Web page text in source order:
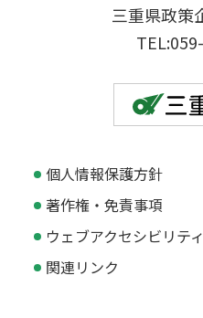
三重県政策
個人情報保護方針
著作権・免責事項
ウェブアクセシビリテ
関連リンク